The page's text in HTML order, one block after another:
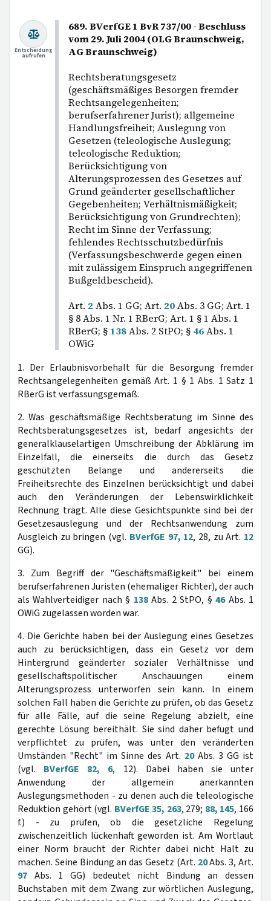
689. BVerfGE 1 BvR 737/00 - Beschluss
vom 29. Juli 2004 (OLG Braunschweig,
AG Braunschweig)
Rechtsberatungsgesetz
(geschäftsmäßiges Besorgen fremder
Rechtsangelegenheiten;
berufserfahrener Jurist); allgemeine
Handlungsfreiheit; Auslegung von
Gesetzen (teleologische Auslegung;
teleologische Reduktion;
Berücksichtigung von
Alterungsprozessen des Gesetzes auf
Grund geänderter gesellschaftlicher
Gegebenheiten; Verhältnismäßigkeit;
Berücksichtigung von Grundrechten);
Recht im Sinne der Verfassung;
fehlendes Rechtsschutzbedürfnis
(Verfassungsbeschwerde gegen einen
mit zulässigem Einspruch angegriffenen
Bußgeldbescheid).
Art. 2 Abs. 1 GG; Art. 20Abs. 3 GG; Art. 1
§ 8 Abs. 1 Nr. 1 RBerG; Art. 1 § 1 Abs. 1
RBerG; § 138Abs. 2 StPO; § 46Abs. 1
OWiG
Entscheidung
aufrufen
1. Der Erlaubnisvorbehalt für die Besorgung fremder
Rechtsangelegenheiten gemäß Art. 1 § 1 Abs. 1 Satz 1
RBerG ist verfassungsgemäß.
2. Was geschäftsmäßige Rechtsberatung im Sinne des
Rechtsberatungsgesetzes ist, bedarf angesichts der
generalklauselartigen Umschreibung der Abklärung im
Einzelfall, die einerseits die durch das Gesetz
geschützten Belange und andererseits die
Freiheitsrechte des Einzelnen berücksichtigt und dabei
auch den Veränderungen der Lebenswirklichkeit
Rechnung trägt. Alle diese Gesichtspunkte sind bei der
Gesetzesauslegung und der Rechtsanwendung zum
Ausgleich zu bringen (vgl. BVerfGE 97, 12, 28, zu Art. 12
GG).
3. Zum Begriff der "Geschäftsmäßigkeit" bei einem
berufserfahrenen Juristen (ehemaliger Richter), der auch
als Wahlverteidiger nach § 138Abs. 2 StPO, §46Abs. 1
OWiG zugelassen worden war.
4. Die Gerichte haben bei der Auslegung eines Gesetzes
auch zu berücksichtigen, dass ein Gesetz vor dem
Hintergrund geänderter sozialer Verhältnisse und
gesellschaftspolitischer Anschauungen einem
Alterungsprozess unterworfen sein kann. In einem
solchen Fall haben die Gerichte zu prüfen, ob das Gesetz
für alle Fälle, auf die seine Regelung abzielt, eine
gerechte Lösung bereithält. Sie sind daher befugt und
verpflichtet zu prüfen, was unter den veränderten
Umständen "Recht" im Sinne des Art. 20Abs. 3 GG ist
(vgl. BVerfGE 82, 6, 12). Dabei haben sie unter
Anwendung der allgemein anerkannten
Auslegungsmethoden - zu denen auch die teleologische
Reduktion gehört (vgl. BVerfGE 35, 263, 279; 88, 145, 166
f.) - zu prüfen, ob die gesetzliche Regelung
zwischenzeitlich lückenhaft geworden ist. Am Wortlaut
einer Norm braucht der Richter dabei nicht Halt zu
machen. Seine Bindung an das Gesetz (Art. 20Abs. 3, Art.
97 Abs. 1 GG) bedeutet nicht Bindung an dessen
Buchstaben mit dem Zwang zur wörtlichen Auslegung,